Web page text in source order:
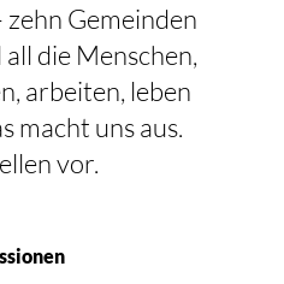
Gemeinden
die Menschen,
arbeiten, leben
macht uns aus.
vor.